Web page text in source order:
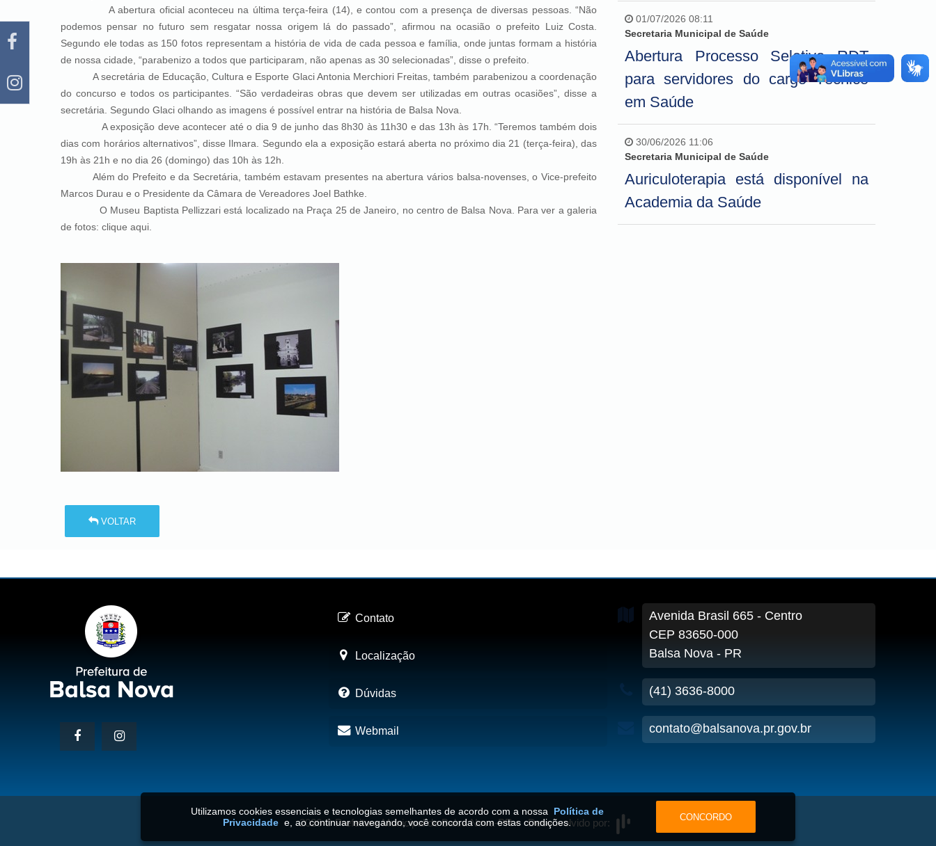
A abertura oficial aconteceu na última terça-feira (14), e contou com a presença de diversas pessoas. “Não
podemos pensar no futuro sem resgatar nossa origem lá do passado”, afirmou na ocasião o prefeito Luiz Costa.
Segundo ele todas as 150 fotos representam a história de vida de cada pessoa e família, onde juntas formam a história
de nossa cidade, “parabenizo a todos que participaram, não apenas as 30 selecionadas”, disse o prefeito.
A secretária de Educação, Cultura e Esporte Glaci Antonia Merchiori Freitas, também parabenizou a coordenação
do concurso e todos os participantes. “São verdadeiras obras que devem ser utilizadas em outras ocasiões”, disse a
secretária. Segundo Glaci olhando as imagens é possível entrar na história de Balsa Nova.
A exposição deve acontecer até o dia 9 de junho das 8h30 às 11h30 e das 13h às 17h. “Teremos também dois
dias com horários alternativos”, disse Ilmara. Segundo ela a exposição estará aberta no próximo dia 21 (terça-feira), das
19h às 21h e no dia 26 (domingo) das 10h às 12h.
Além do Prefeito e da Secretária, também estavam presentes na abertura vários balsa-novenses, o Vice-prefeito
Marcos Durau e o Presidente da Câmara de Vereadores Joel Bathke.
O Museu Baptista Pellizzari está localizado na Praça 25 de Janeiro, no centro de Balsa Nova. Para ver a galeria
de fotos: clique aqui.
VOLTAR
01/07/2026 08:11
Secretaria Municipal de Saúde
Abertura Processo Seletivo RDT
para servidores do cargo Técnico
em Saúde
30/06/2026 11:06
Secretaria Municipal de Saúde
Auriculoterapia está disponível na
Academia da Saúde
Contato
Localização
Dúvidas
Webmail
Avenida Brasil 665 - Centro
CEP 83650-000
Balsa Nova - PR
(41) 3636-8000
contato@balsanova.pr.gov.br
2026 ©Prefeitura Municipal de Balsa Nova-PR • Desenvolvido por:
Utilizamos cookies essenciais e tecnologias semelhantes de acordo com a nossa Política de
Privacidade e, ao continuar navegando, você concorda com estas condições. CONCORDO